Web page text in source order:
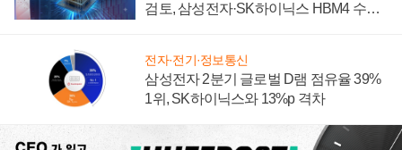
검토, 삼성전자·SK하이닉스 HBM4 수율
전자·전기·정보통신
삼성전자 2분기 글로벌 D램 점유율 39%
1위, SK하이닉스와 13%p 격차